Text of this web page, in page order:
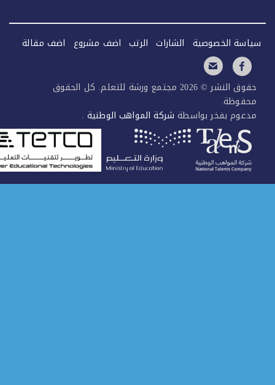
الخصوصية الشارات الرتب اضف مشروع اضف مقالة
حقوق النشر © 2026 مجتمع ورشة للتعلم. كل الحقوق
بفخر بواسطةشركة المواهب الوطنية.